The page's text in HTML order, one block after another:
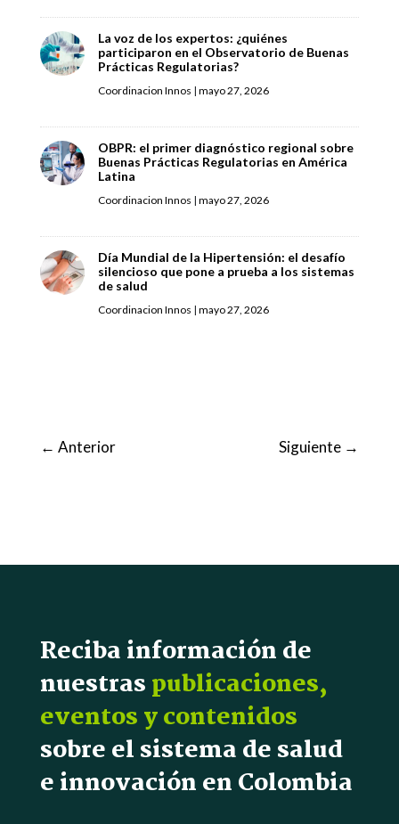
La voz de los expertos: ¿quiénes
participaron en el Observatorio de Buenas
Prácticas Regulatorias?
Coordinacion Innos | mayo 27, 2026
OBPR: el primer diagnóstico regional sobre
Buenas Prácticas Regulatorias en América
Latina
Coordinacion Innos | mayo 27, 2026
Día Mundial de la Hipertensión: el desafío
silencioso que pone a prueba a los sistemas
de salud
Coordinacion Innos | mayo 27, 2026
← Anterior Siguiente →
Reciba información de
nuestraspublicaciones,
eventos y contenidos
sobre el sistema de salud
e innovación en Colombia